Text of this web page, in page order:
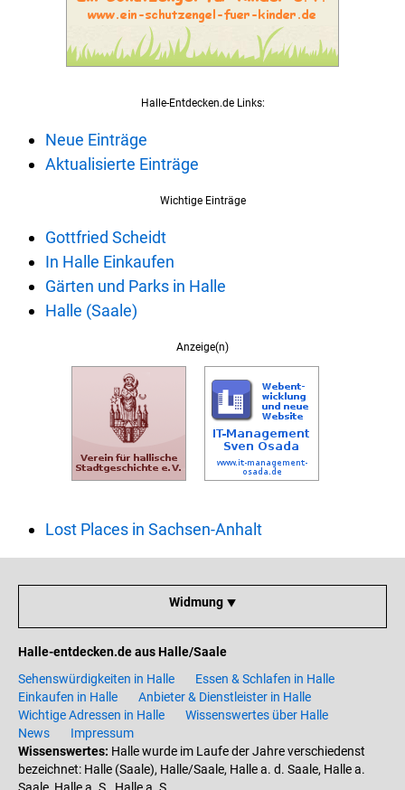
Halle-Entdecken.de Links:
Neue Einträge
Aktualisierte Einträge
Wichtige Einträge
Gottfried Scheidt
In Halle Einkaufen
Gärten und Parks in Halle
Halle (Saale)
Anzeige(n)
Lost Places in Sachsen-Anhalt
Widmung ⯆
Halle-entdecken.de aus Halle/Saale
Sehenswürdigkeiten in Halle
Essen & Schlafen in Halle
Einkaufen in Halle
Anbieter & Dienstleister in Halle
Wichtige Adressen in Halle
Wissenswertes über Halle
News
Impressum
Wissenswertes: Halle wurde im Laufe der Jahre verschiedenst
bezeichnet: Halle (Saale), Halle/Saale, Halle a. d. Saale, Halle a.